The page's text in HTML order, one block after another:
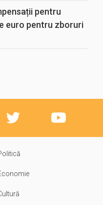
pentru
euro pentru zboruri